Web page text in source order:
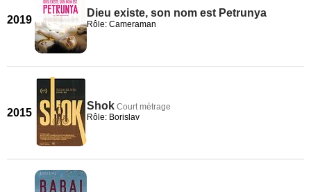
2019
Dieu existe, son nom est Petrunya
Rôle: Cameraman
2015
Shok Court métrage
Rôle: Borislav